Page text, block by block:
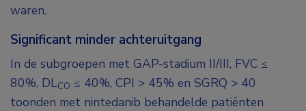
waren.
Significant minder achteruitgang
In de subgroepen met GAP-stadium II/III, FVC ≤
80%, DLCO ≤ 40%, CPI > 45% en SGRQ > 40
toonden met nintedanib behandelde patiënten